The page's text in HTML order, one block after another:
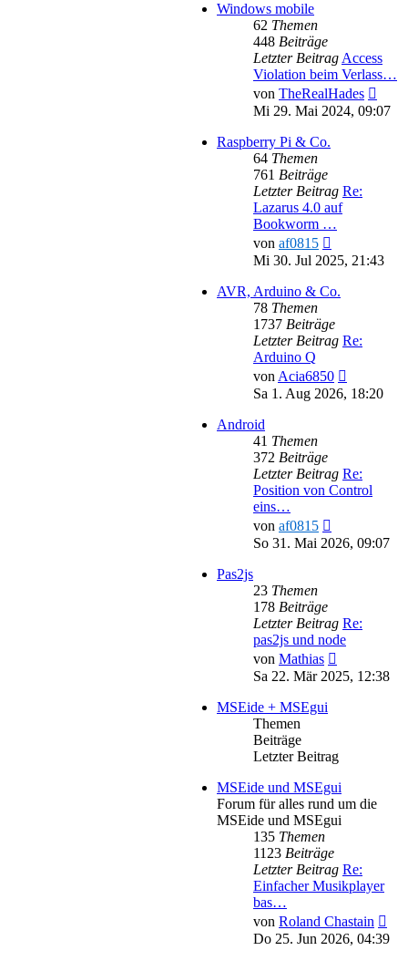
Windows mobile
62 Themen
448 Beiträge
Letzter BeitragAccess
Violation beim Verlass…
von TheRealHades
Mi 29. Mai 2024, 09:07
Raspberry Pi & Co.
64 Themen
761 Beiträge
Letzter Beitrag Re:
Lazarus 4.0 auf
Bookworm …
von af0815
Beitrag
Mi 30. Jul 2025, 21:43
AVR, Arduino & Co.
78 Themen
1737 Beiträge
Letzter Beitrag Re:
Arduino Q
vonAcia6850
Beitrag
Sa 1. Aug 2026, 18:20
Android
41 Themen
372 Beiträge
Letzter Beitrag Re:
Position von Control
eins…
von af0815
Beitrag
So 31. Mai 2026, 09:07
Pas2js
23 Themen
178 Beiträge
Letzter Beitrag Re:
pas2js und node
von Mathias
Beitrag
Sa 22. Mär 2025, 12:38
MSEide + MSEgui
Themen
Beiträge
Letzter Beitrag
MSEide und MSEgui
Forum für alles rund um die
MSEide und MSEgui
135 Themen
1123 Beiträge
Letzter Beitrag Re:
Einfacher Musikplayer
bas…
von Roland Chastain
Do 25. Jun 2026, 04:39